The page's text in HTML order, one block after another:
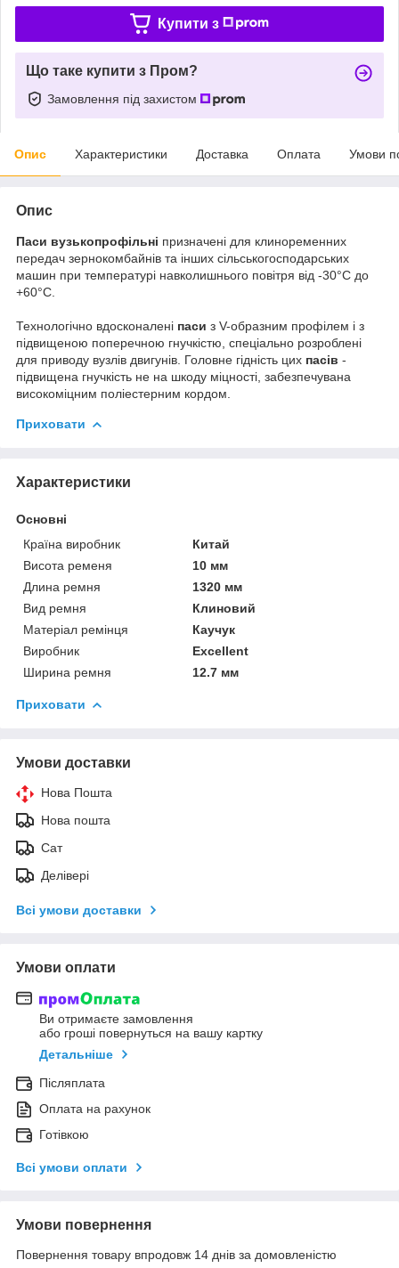
Купити з
Що таке купити з Пром?
Замовлення під захистом
Опис Характеристики Доставка Оплата Умови
Опис
Паси вузькопрофільні призначені для клиноременних
передач зернокомбайнів та інших сільськогосподарських
машин при температурі навколишнього повітря від -30°С до
+60°С.
Технологічно вдосконалені паси з V-образним профілем і з
підвищеною поперечною гнучкістю, спеціально розроблені
для приводу вузлів двигунів. Головне гідність цих пасів -
підвищена гнучкість не на шкоду міцності, забезпечувана
високоміцним поліестерним кордом.
Приховати
Характеристики
Основні
Країна виробник
Китай
Висота ременя
10 мм
Длина ремня
1320 мм
Вид ремня
Клиновий
Матеріал ремінця
Каучук
Виробник
Excellent
Ширина ремня
12.7 мм
Приховати
Умови доставки
Нова Пошта
Нова пошта
Сат
Делівері
Всі умови доставки
Умови оплати
Ви отримаєте замовлення
або гроші повернуться на вашу картку
Детальніше
Післяплата
Оплата на рахунок
Готівкою
Всі умови оплати
Умови повернення
Повернення товару впродовж 14 днів за домовленістю